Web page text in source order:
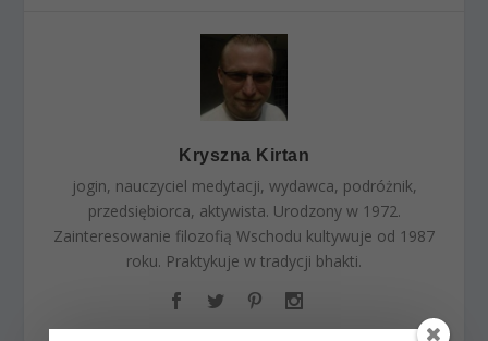
Kryszna Kirtan
jogin, nauczyciel medytacji, wydawca, podróżnik,
przedsiębiorca, aktywista. Urodzony w 1972.
Zainteresowanie filozofią Wschodu kultywuje od 1987
roku. Praktykuje w tradycji bhakti.